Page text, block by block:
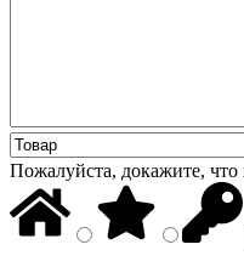
Пожалуйста, докажите,